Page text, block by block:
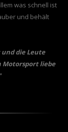
was schnell ist
und behält
und die Leute
Motorsport liebe